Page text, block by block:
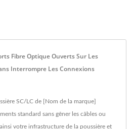
Fibre Optique Ouverts Sur Les
Interrompre Les Connexions
SC/LC de [Nom de la marque]
standard sans gêner les câbles ou
votre infrastructure de la poussière et